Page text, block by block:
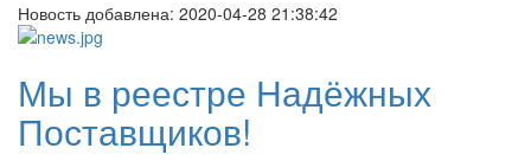
Новость добавлена: 2020-04-28 21:38:42
Мы в реестре Надёжных
Поставщиков!